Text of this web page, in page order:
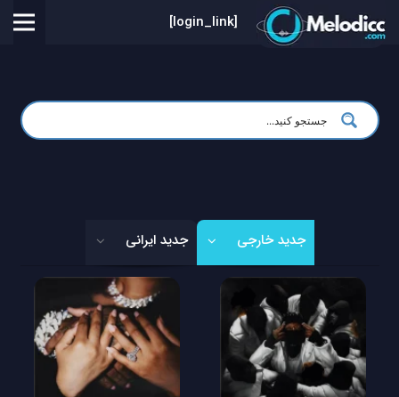
[login_link]
جدید خارجی جدید ایرانی